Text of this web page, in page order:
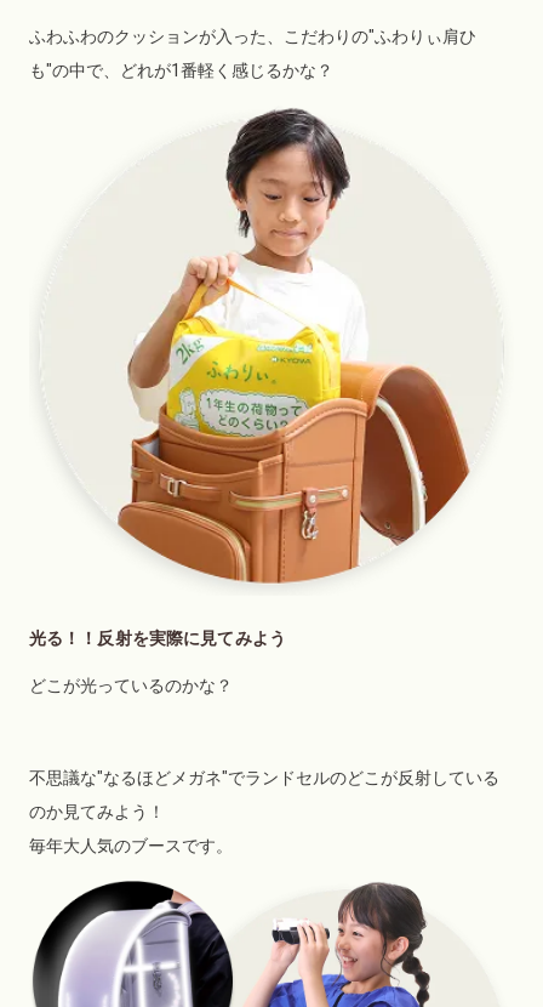
ふわふわのクッションが入った、こだわりの"ふわりぃ肩ひ
も"の中で、どれが1番軽く感じるかな？
光る！！反射を実際に見てみよう
どこが光っているのかな？
不思議な"なるほどメガネ"でランドセルのどこが反射している
のか見てみよう！
毎年大人気のブースです。